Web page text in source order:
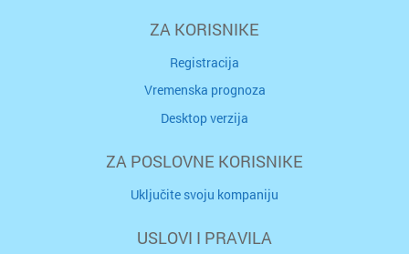
ZA KORISNIKE
Registracija
Vremenska prognoza
Desktop verzija
ZA POSLOVNE KORISNIKE
Uključite svoju kompaniju
USLOVI I PRAVILA